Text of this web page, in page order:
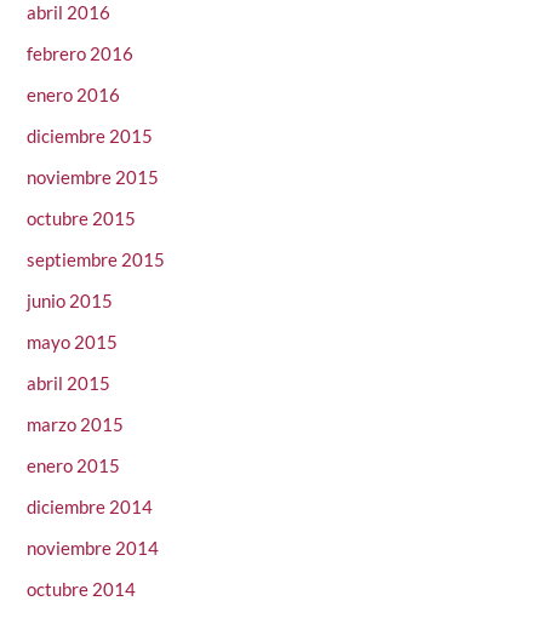
abril 2016
febrero 2016
enero 2016
diciembre 2015
noviembre 2015
octubre 2015
septiembre 2015
junio 2015
mayo 2015
abril 2015
marzo 2015
enero 2015
diciembre 2014
noviembre 2014
octubre 2014